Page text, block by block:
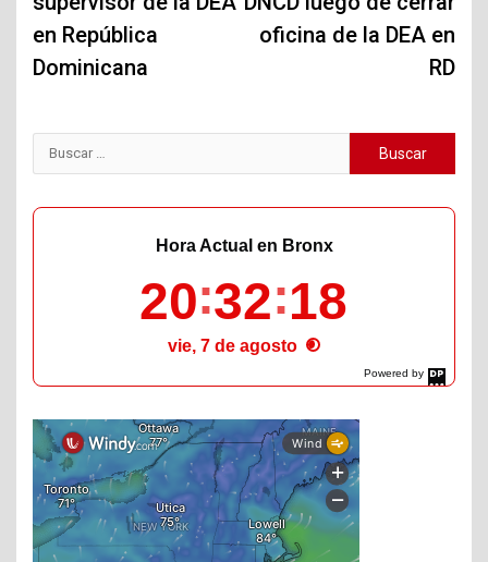
en República
Dominicana
oficina de la DEA en
RD
Buscar:
Powered by
DaysPedia.com
Hora Actual en Bronx
20 32 19
vie, 7 de agosto